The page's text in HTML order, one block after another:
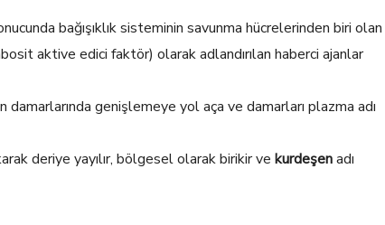
bağışıklık sisteminin savunma hücrelerinden biri olan
aktive edici faktör) olarak adlandırılan haberci ajanlar
genişlemeye yol aça ve damarları plazma adı
deriye yayılır, bölgesel olarak birikir ve kurdeşenadı